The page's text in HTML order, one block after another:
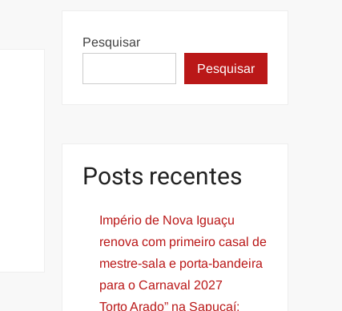
Pesquisar
Pesquisar
Posts recentes
Império de Nova Iguaçu
renova com primeiro casal de
mestre-sala e porta-bandeira
para o Carnaval 2027
Torto Arado” na Sapucaí: